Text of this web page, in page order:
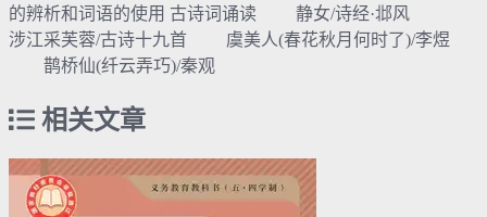
的辨析和词语的使用 古诗词诵读 静女/诗经·邶风
涉江采芙蓉/古诗十九首 虞美人(春花秋月何时了)/李煜
鹊桥仙(纤云弄巧)/秦观
相关文章